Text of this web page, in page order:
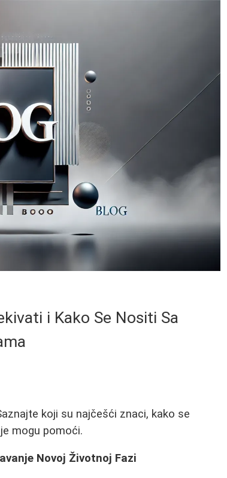
i Kako Se Nositi Sa
koji su najčešći znaci, kako se
mogu pomoći.
Novoj Životnoj Fazi